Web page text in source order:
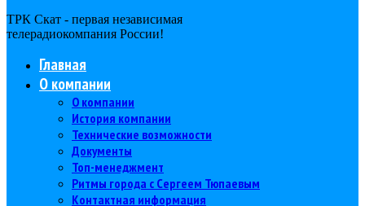
ТРК Скат - первая независимая
телерадиокомпания Роcсии!
Главная
О компании
О компании
История компании
Технические возможности
Документы
Топ-менеджмент
Ритмы города с Сергеем Тюпаевым
Контактная информация